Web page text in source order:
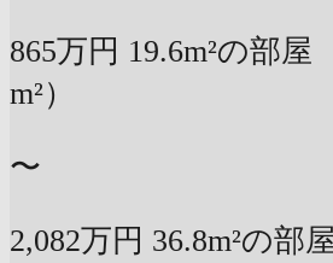
865万円 19.6m²の部屋
m²）
〜
2,082万円 36.8m²の部屋